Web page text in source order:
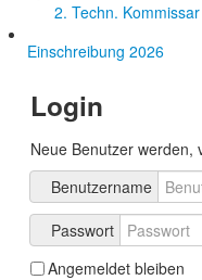
2. Techn. Kommissar
Einschreibung 2026
Login
Neue Benutzer werden,
Benutzername
Passwort
Angemeldet bleiben